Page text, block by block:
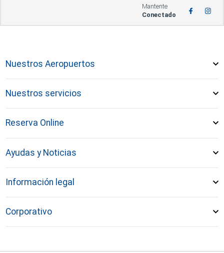
Mantente
Conectado
Nuestros Aeropuertos
Nuestros servicios
Reserva Online
Ayudas y Noticias
Información legal
Corporativo